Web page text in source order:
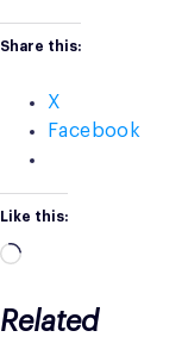
Share this:
X
Facebook
Like this:
Loading…
Related